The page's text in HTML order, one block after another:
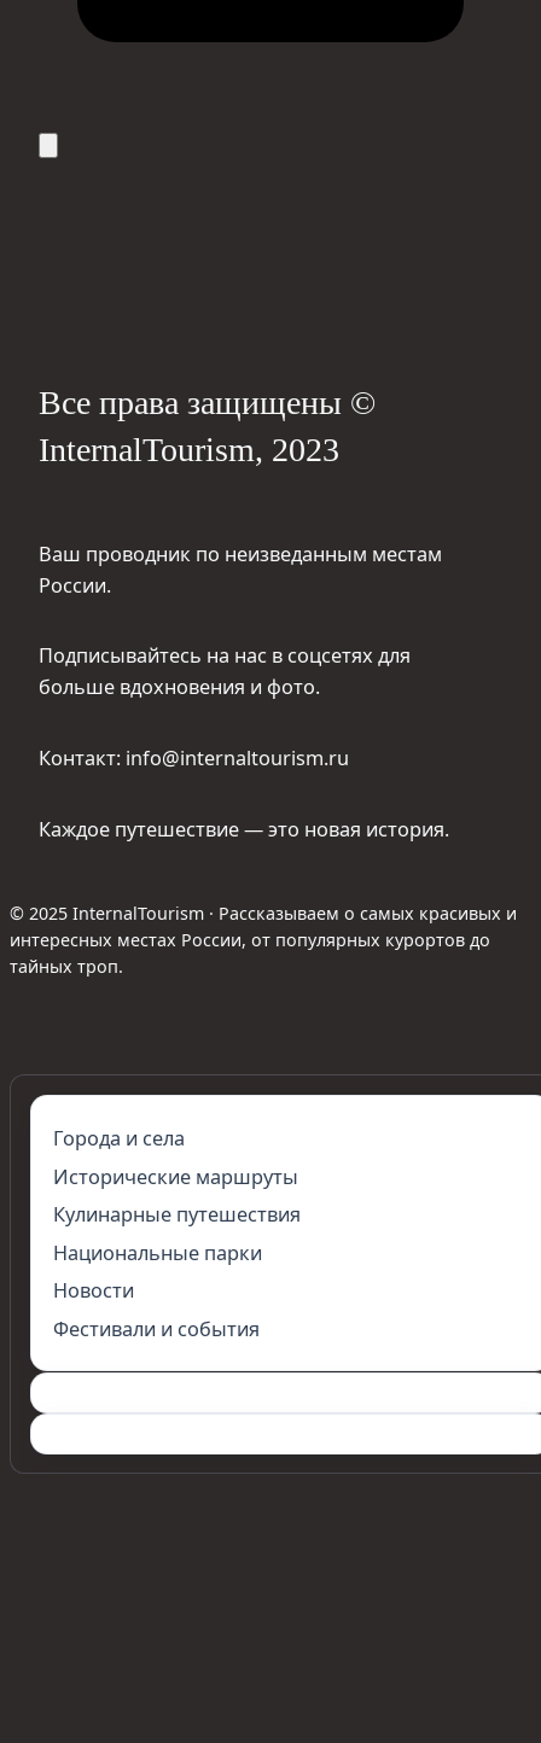
Все права защищены ©
InternalTourism, 2023
Ваш проводник по неизведанным местам
России.
Подписывайтесь на нас в соцсетях для
больше вдохновения и фото.
Контакт: info@internaltourism.ru
Каждое путешествие — это новая история.
© 2025 InternalTourism · Рассказываем о самых красивых и
интересных местах России, от популярных курортов до
тайных троп.
Города и села
Исторические маршруты
Кулинарные путешествия
Национальные парки
Новости
Фестивали и события